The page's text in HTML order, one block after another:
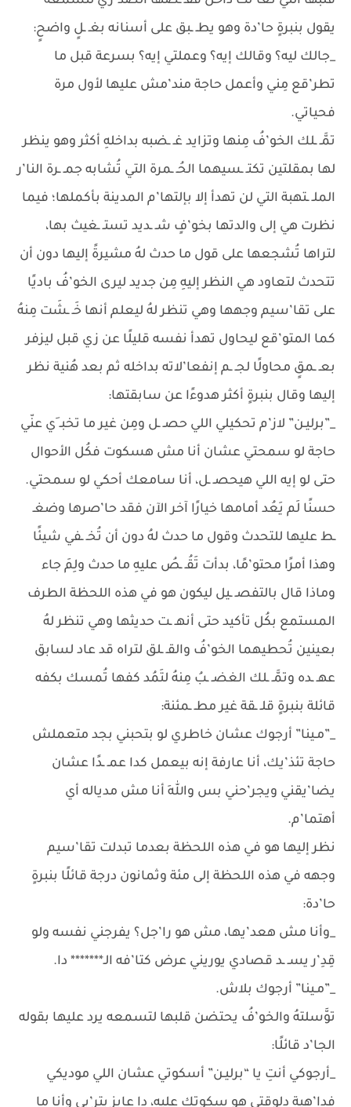
يقول بنبرةٍ حا’دة وهو يطـ ـبق على أسنانه بغـ ـلٍ واضحٍ:
_جالك ليه؟ وقالك إيه؟ وعملتي إيه؟ بسرعة قبل ما
تطر’قع مِني وأعمل حاجة مند’مش عليها لأول مرة
فحياتي.
تمَّـ ـلك الخو’فُ مِنها وتزايد غـ ـضبه بداخلهِ أكثر وهو ينظر
لها بمقلتين تكتـ ـسيهما الحُـ ـمرة التي تُشابه جمـ ـرة النا’ر
الملـ ـتهبة التي لن تهدأ إلا بإلتها’م المدينة بأكملها؛ فيما
نظرت هي إلى والدتها بخو’فٍ شـ ـديد تستـ ـغيث بها،
لتراها تُشجعها على قول ما حدث لهُ مشيرةً إليها دون أن
تتحدث لتعاود هي النظر إليهِ مِن جديد ليرى الخو’فُ باديًا
على تقا’سيم وجهها وهي تنظر لهُ ليعلم أنها خَـ ـشَت مِنهُ
كما المتو’قع ليحاول تهدأ نفسه قليلًا عن زي قبل ليزفر
بعـ ـمقٍ محاولًا لجـ ـم إنفعا’لاته بداخله ثم بعد هُنية نظر
إليها وقال بنبرةٍ أكثر هدوءًا عن سابقتها:
_”برليـن” لاز’م تحكيلي اللي حصـ ـل ومِن غير ما تخبـ َي عنّي
حاجة لو سمحتي عشان أنا مش هسكوت فكُل الأحوال
حتى لو إيه اللي هيحصـ ـل، أنا سامعك أحكي لو سمحتي.
حسنًا لَم يَعُد أمامها خيارًا آخر الآن فقد حا’صرها وضغـ
ـط عليها للتحدث وقول ما حدث لهُ دون أن تُخـ ـفي شيئًا
وهذا أمرًا محتو’مًا، بدأت تَقُـ ـصُ عليهِ ما حدث ولِمَ جاء
وماذا قال بالتفصـ ـيل ليكون هو في هذه اللحظة الطرف
المستمع بكُل تأكيد حتى أنهـ ـت حديثها وهي تنظر لهُ
بعينين تُحطيهما الخو’فُ والقـ ـلق لتراه قد عاد لسابق
عهـ ـده وتمَّـ ـلك الغضـ ـبُ مِنهُ لتَمُد كفها تُمسك بكفه
قائلة بنبرةٍ قلـ ـقة غير مطـ ـمئنة:
_”مـينا” أرجوك عشان خاطري لو بتحبني بجد متعملش
حاجة تئذ’يك، أنا عارفة إنه بيعمل كدا عمـ ـدًا عشان
يضا’يقني ويجر’حني بس واللهِ أنا مش مدياله أي
أهتما’م.
نظر إليها هو في هذه اللحظة بعدما تبدلت تقا’سيم
وجهه في هذه اللحظة إلى مئة وثمانون درجة قائلًا بنبرةٍ
حا’دة:
_وأنا مش هعد’يها، مش هو را’جل؟ يفرجني نفسه ولو
قِدِ’ر يسـ ـد قصادي يوريني عرض كتا’فه الـ******* دا.
_”مـينا” أرجوك بلاش.
توَّسلتهُ والخو’فُ يحتضن قلبها لتسمعه يرد عليها بقوله
الجا’د قائلًا:
_أرجوكي أنتِ يا “برليـن” أسكوتي عشان اللي موديكي
فدا’هية دلوقتي هو سكوتك عليه، دا عايز يتر’بى وأنا ما